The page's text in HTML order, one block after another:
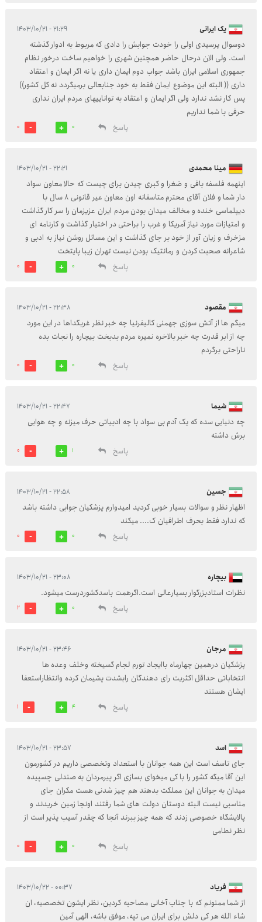
یک ایرانی ۲۱:۲۹ - ۱۴۰۳/۱۰/۲۱
دوسوال پرسیدی اولی را خودت جوابش را دادی که مربوط به ادوار گذشته
است. ولی الان درحال حاضر همچنین شهری را خواهیم ساخت درخور نظام
جمهوری اسلامی ایران باشد جواب دوم ایمان داری یا نه اگر ایمان و اعتقاد
داری (( البته این موضوع ایمان فقط به خود جنابعالی برمیگردد نه کل کشور))
پس کار نشد ندارد ولی اگر ایمان و اعتقاد به تواناییهای مردم ایران نداری
حرفی با شما نداریم
پاسخ
0
0
مینا محمدی ۲۲:۲۱ - ۱۴۰۳/۱۰/۲۱
اینهمه فلسفه بافی و ضغرا و کبری چیدن برای چیست که حالا معاون سواد
دار شما و فلان آقای محترم متاسفانه اون معاون عیر قانونی ۸ سال با
دیپلماسی خنده و مخالف میدان بودن مردم ایران عزیزمان را سر کار گذاشت
و امتیازات مورد نیاز آمریکا و غرب را براحتی در اختیار گذاشت و کارنامه ای
مزخرف و زیان آور از خود بر جای گذاشت و این مسائل روشن نیاز به ادبی و
شاعرانه صحبت کردن و رمانتیک بودن نیست تهران زیبا پایتخت
پاسخ
0
0
مقصود ۲۲:۳۸ - ۱۴۰۳/۱۰/۲۱
میگم ها از آتش سوزی جهمنی کالیفرنیا چه خبر نظر غربگداها در این مورد
چه از ابر قدرت چه خبر بالاخره نمیره مردم بدبخت بیچاره را نجات بده
ناراحتی برگردم
پاسخ
0
0
شیما ۲۲:۴۷ - ۱۴۰۳/۱۰/۲۱
چه دنیایی سده که یک آدم بی سواد با چه ادبیاتی حرف میزنه و چه هوایی
برش داشته
پاسخ
1
0
جسین ۲۲:۵۸ - ۱۴۰۳/۱۰/۲۱
اظهار نظر و سوالات بسیار خوبی کردید امیدوارم پزشکیان جوابی داشته باشد
که ندارد فقط بحرف اطرافیان ک.... میکند
پاسخ
0
0
بیچاره ۲۳:۰۸ - ۱۴۰۳/۱۰/۲۱
نظرات استادبزرگوار بسیارعالی است.اگرهمت باسدکشوردرست میشود.
پاسخ
0
2
مرجان ۲۳:۴۶ - ۱۴۰۳/۱۰/۲۱
پزشکیان درهمین چهارماه باایجاد تورم لجام گسیخته وخلف وعده ها
انتخاباتی حداقل اکثریت رای دهندگان رابشدت پشیمان کرده وانتظاراستعفا
ایشان هستند
پاسخ
4
1
اسد ۲۳:۵۷ - ۱۴۰۳/۱۰/۲۱
جای تاسف است این همه جوانان با استعداد وتخصصی داریم در کشورمون
این آقا میگه کشور را با کی میخوای بسازی اگر پیرمردان به صندلی چسپیده
میدان به جوانان این مملکت بدهند هم چیز شدنی هست مکران جای
مناسبی نیست البته دوستان دولت های شما رفتند اونجا زمین خریدند و
پالایشگاه خصوصی زدند که همه چیز ببرند آنجا که چقدر آسیب پذیر است از
نظر نطامی
پاسخ
0
0
فریاد ۰۰:۳۷ - ۱۴۰۳/۱۰/۲۲
از شما ممنونم که با جناب آخانی مصاحبه کردین، نظر ایشون تخصصیه، ان
شاء الله هر کی دلش برای ایران می تپه، موفق باشه، الهی آمین